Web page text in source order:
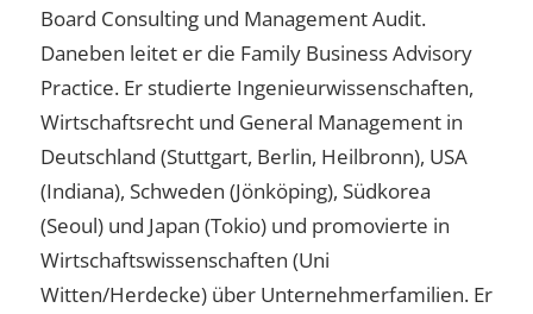
Board Consulting und Management Audit.
Daneben leitet er die Family Business Advisory
Practice. Er studierte Ingenieurwissenschaften,
Wirtschaftsrecht und General Management in
Deutschland (Stuttgart, Berlin, Heilbronn), USA
(Indiana), Schweden (Jönköping), Südkorea
(Seoul) und Japan (Tokio) und promovierte in
Wirtschaftswissenschaften (Uni
Witten/Herdecke) über Unternehmerfamilien. Er